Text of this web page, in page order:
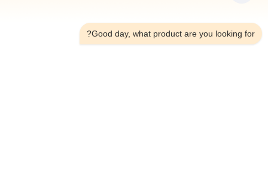
Good day, what product are you looking for?